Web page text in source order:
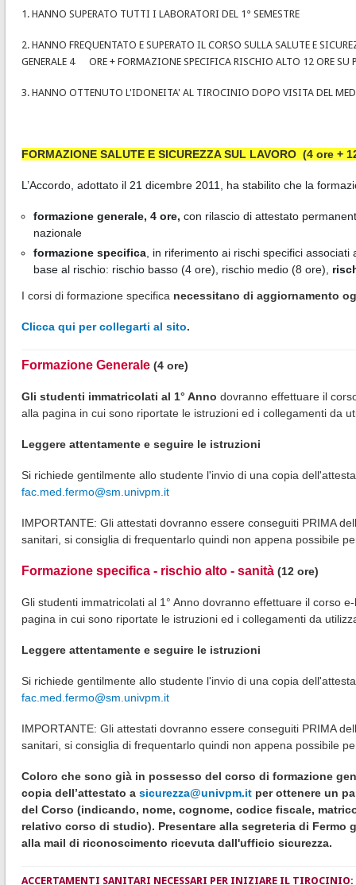
1. HANNO SUPERATO TUTTI I LABORATORI DEL 1° SEMESTRE
2. HANNO FREQUENTATO E SUPERATO IL CORSO SULLA SALUTE E
GENERALE 4 ORE + FORMAZIONE SPECIFICA RISCHIO ALTO 12 ORE SU
3. HANNO OTTENUTO L'IDONEITA' AL TIROCINIO DOPO VISITA DEL
FORMAZIONE SALUTE E SICUREZZA SUL LAVORO (4 ore +
L’Accordo, adottato il 21 dicembre 2011, ha stabilito che la
formazione generale, 4 ore, con rilascio di attestato
nazionale
formazione specifica, in riferimento ai rischi specifici
base al rischio: rischio basso (4 ore), rischio medio (8 ore),
I corsi di formazione specifica necessitano di aggiornamento
Clicca qui per collegarti al sito.
Formazione Generale (4 ore)
Gli studenti immatricolati al 1° Anno dovranno effettuare il
alla pagina in cui sono riportate le istruzioni ed i collegamenti da
Leggere attentamente e seguire le istruzioni
Si richiede gentilmente allo studente l'invio di una copia
fac.med.fermo@sm.univpm.it
IMPORTANTE: Gli attestati dovranno essere conseguiti PRIMA
sanitari, si consiglia di frequentarlo quindi non appena possibile
Formazione specifica - rischio alto - sanità (12 ore)
Gli studenti immatricolati al 1° Anno dovranno effettuare il corso
pagina in cui sono riportate le istruzioni ed i collegamenti da
Leggere attentamente e seguire le istruzioni
Si richiede gentilmente allo studente l'invio di una copia
fac.med.fermo@sm.univpm.it
IMPORTANTE: Gli attestati dovranno essere conseguiti PRIMA
sanitari, si consiglia di frequentarlo quindi non appena possibile
Coloro che sono già in possesso del corso di formazione
copia dell’attestato a sicurezza@univpm.itper ottenere un
del Corso (indicando, nome, cognome, codice fiscale,
relativo corso di studio). Presentare alla segreteria di
alla mail di riconoscimento ricevuta dall'ufficio sicurezza.
ACCERTAMENTI SANITARI NECESSARI PER INIZIARE IL TIROCINIO: